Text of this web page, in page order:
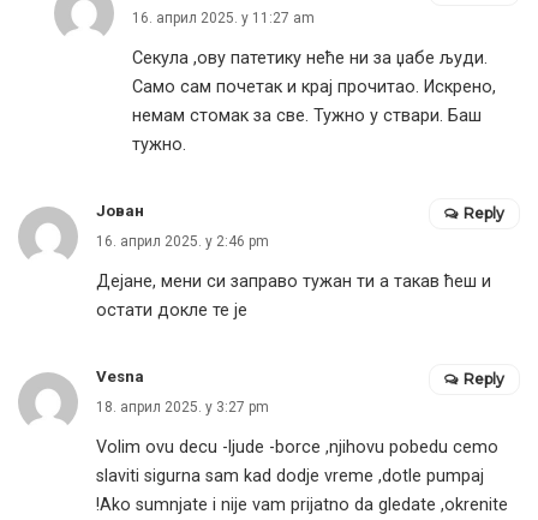
16. април 2025. у 11:27 am
Секула ,ову патетику неће ни за џабе људи.
Само сам почетак и крај прочитао. Искрено,
немам стомак за све. Тужно у ствари. Баш
тужно.
Јован
16. април 2025. у 2:46 pm
Дејане, мени си заправо тужан ти а такав ћеш и
остати докле те је
Reply
Vesna
18. април 2025. у 3:27 pm
Volim ovu decu -ljude -borce ,njihovu pobedu cemo
slaviti sigurna sam kad dodje vreme ,dotle pumpaj
!Ako sumnjate i nije vam prijatno da gledate ,okrenite
Reply